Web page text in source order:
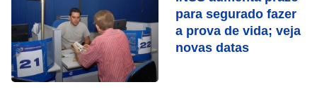
para segurado fazer
a prova de vida; veja
novas datas